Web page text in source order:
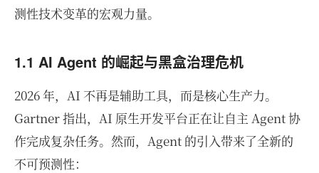
测性技术变革的宏观力量。
1.1 AI Agent 的崛起与黑盒治理危机
2026 年，AI 不再是辅助工具，而是核心生产力。
Gartner 指出，AI 原生开发平台正在让自主 Agent 协
作完成复杂任务。然而，Agent 的引入带来了全新的
不可预测性：